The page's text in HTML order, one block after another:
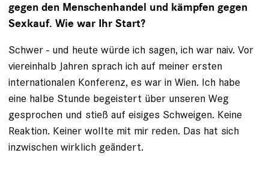
gegen den Menschenhandel und kämpfen gegen
Sexkauf. Wie war Ihr Start?
Schwer - und heute würde ich sagen, ich war naiv. Vor
viereinhalb Jahren sprach ich auf meiner ersten
internationalen Konferenz, es war in Wien. Ich habe
eine halbe Stunde begeistert über unseren Weg
gesprochen und stieß auf eisiges Schweigen. Keine
Reaktion. Keiner wollte mit mir reden. Das hat sich
inzwischen wirklich geändert.